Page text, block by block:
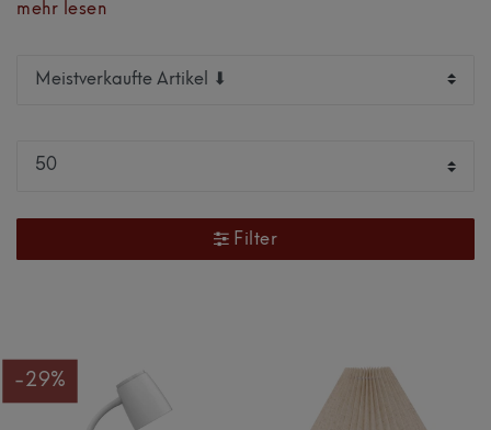
mehr lesen
Filter
-29%